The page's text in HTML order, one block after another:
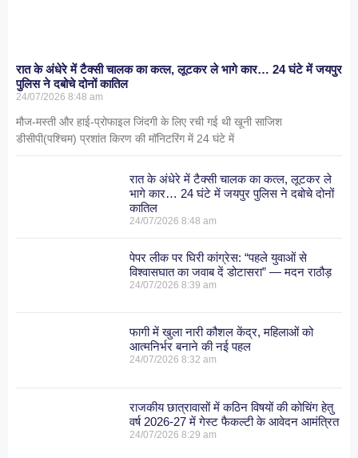
रात के अंधेरे में टैक्सी चालक का कत्ल, लूटकर ले भागे कार… 24 घंटे में जयपुर
पुलिस ने दबोचे दोनों कातिल
24/07/2026 8:48 am
मौज-मस्ती और हाई-प्रोफाइल जिंदगी के लिए रची गई थी खूनी साजिश
डीसीपी(पश्चिम) प्रशांत किरण की मॉनिटरिंग में 24 घंटे में
रात के अंधेरे में टैक्सी चालक का कत्ल, लूटकर ले
भागे कार… 24 घंटे में जयपुर पुलिस ने दबोचे दोनों
कातिल
24/07/20268:48 am
पेपर लीक पर घिरी कांग्रेस: “पहले युवाओं से
विश्वासघात का जवाब दें डोटासरा” — मदन राठौड़
24/07/20268:39 am
फागी में खुला नारी कौशल केंद्र, महिलाओं को
आत्मनिर्भर बनाने की नई पहल
24/07/20268:32 am
राजकीय छात्रावासों में कठिन विषयों की कोचिंग हेतु
वर्ष 2026-27 में गेस्ट फैकल्टी के आवेदन आमंत्रित
24/07/20268:29 am